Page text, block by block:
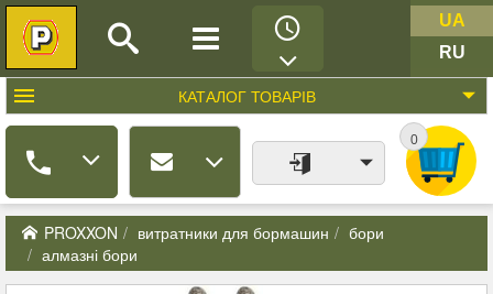
UA
RU
КАТАЛОГ ТОВАРІВ
0
PROXXON витратники для бормашин
бори
алмазні бори